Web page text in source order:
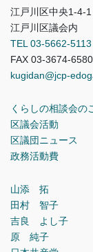
江戸川区中央1-4-1
江戸川区議会内
TEL 03-5662-5113
FAX 03-3674-6580
kugidan@jcp-
くらしの相談会の
区議会活動
区議団ニュース
政務活動費
山添 拓
田村 智子
吉良 よし子
原 純子